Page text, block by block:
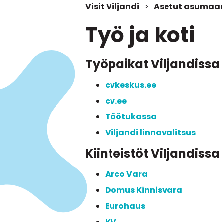
Visit Viljandi > Asetut
Työ ja koti
Työpaikat Viljandissa
cvkeskus.ee
cv.ee
Töötukassa
Viljandi linnavalitsus
Kiinteistöt Viljandissa
Arco Vara
Domus Kinnisvara
Eurohaus